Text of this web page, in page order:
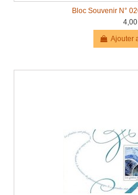
Bloc Souvenir N°
Ajouter